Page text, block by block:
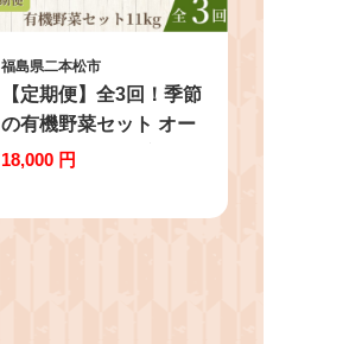
福島県二本松市
【定期便】全3回！季節
の有機野菜セット オー
ガニック 有機栽培 有機
18,000 円